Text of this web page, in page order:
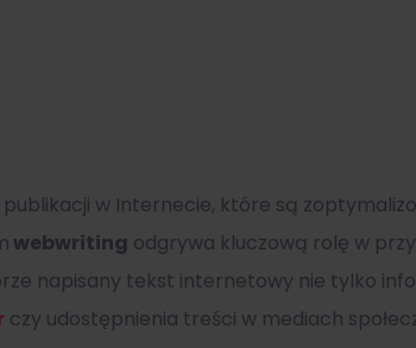
w Internecie, które są
webwriting odgrywa kluczową rolę w
napisany tekst internetowy nie tylko
czy udostępnienia treści w mediach